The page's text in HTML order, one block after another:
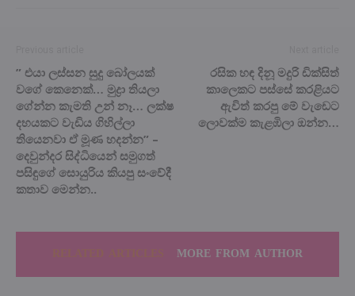
” එයා ලස්සන සුදු බෝලයක්
වගේ කෙනෙක්… මුද්‍රා තියලා
ගේන්න කැමති උන් නෑ… ලක්ෂ
දහයකට වැඩිය ගිහිල්ලා
තියෙනවා ඒ මූණ හදන්න” –
දෙවුන්දර සිද්ධියෙන් සමුගත්
පසිඳුගේ සොයුරිය කියපු සංවේදී
කතාව මෙන්න..
රසික හඳ දිනූ මදුරි ඩික්සිත්
කාලෙකට පස්සේ කරළියට
ඇවිත් කරපු මේ වැඩෙට
ලොවක්ම කැළඹිලා ඔන්න…
MORE FROM AUTHOR